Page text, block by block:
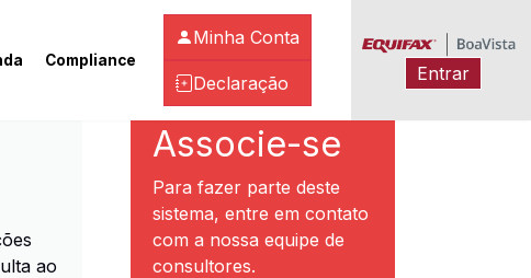
Compliance
Minha Conta
Declaração Entrar
Preto
ao
Associe-se
Para fazer parte deste
sistema, entre em contato
com a nossa equipe de
consultores.